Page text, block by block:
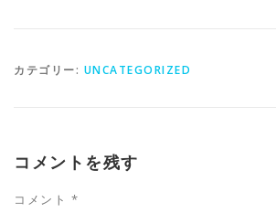
カテゴリー: UNCATEGORIZED
コメントを残す
コメント *